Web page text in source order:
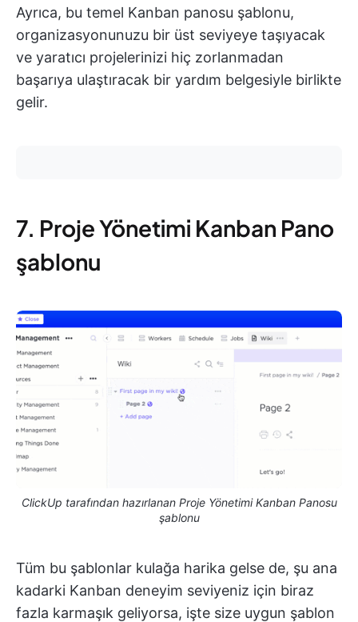
Ayrıca, bu temel Kanban panosu şablonu,
organizasyonunuzu bir üst seviyeye taşıyacak
ve yaratıcı projelerinizi hiç zorlanmadan
başarıya ulaştıracak bir yardım belgesiyle birlikte
gelir.
7. Proje Yönetimi Kanban Pano
şablonu
ClickUp tarafından hazırlanan Proje Yönetimi Kanban Panosu
şablonu
Tüm bu şablonlar kulağa harika gelse de, şu ana
kadarki Kanban deneyim seviyeniz için biraz
fazla karmaşık geliyorsa, işte size uygun şablon